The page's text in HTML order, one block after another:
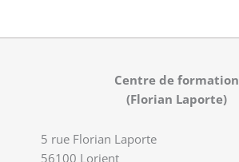
Centre de formation
(Florian Laporte)
5 rue Florian Laporte
56100 Lorient